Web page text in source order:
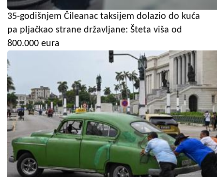
35-godišnjem Čileanac taksijem dolazio do kuća
pa pljačkao strane državljane: Šteta viša od
800.000 eura